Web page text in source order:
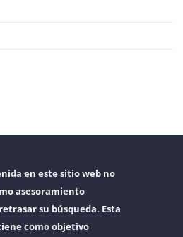
en este sitio web no
asesoramiento
su búsqueda. Esta
como objetivo